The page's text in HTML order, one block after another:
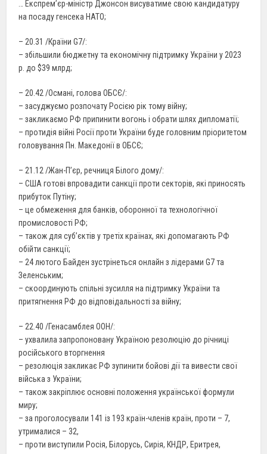
… Експрем’єр-міністр Джонсон висуватиме свою кандидатуру
на посаду генсека НАТО;
– 20.31 /Країни G7/:
– збільшили бюджетну та економічну підтримку України у 2023
р. до $39 млрд;
– 20.42 /Османі, голова ОБСЄ/:
– засуджуємо розпочату Росією рік тому війну;
– закликаємо РФ припинити вогонь і обрати шлях дипломатії;
– протидія війні Росії проти України буде головним пріоритетом
головування Пн. Македонії в ОБСЄ;
– 21.12 /Жан-П’єр, речниця Білого дому/:
– США готові впровадити санкції проти секторів, які приносять
прибуток Путіну;
– це обмеження для банків, оборонної та технологічної
промисловості РФ;
– також для суб’єктів у третіх країнах, які допомагають РФ
обійти санкції;
– 24 лютого Байден зустрінеться онлайн з лідерами G7 та
Зеленським;
– скоординують спільні зусилля на підтримку України та
притягнення РФ до відповідальності за війну;
– 22.40 /Генасамблея ООН/:
– ухвалила запропоновану Україною резолюцію до річниці
російського вторгнення
– резолюція закликає РФ зупинити бойові дії та вивести свої
війська з України;
– також закріплює основні положення української формули
миру;
– за проголосували 141 із 193 країн-членів країн, проти – 7,
утрималися – 32,
– проти виступили Росія, Білорусь, Сирія, КНДР, Еритрея,